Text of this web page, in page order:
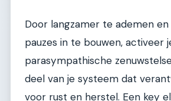
Door langzamer te ademen
pauzes in te bouwen, activeer
parasympathische
deel van je systeem dat
voor rust en herstel. Een key